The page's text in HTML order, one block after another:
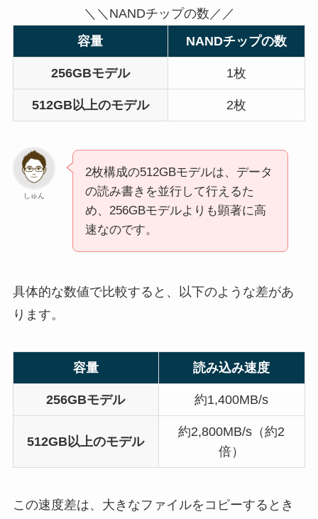
＼＼NANDチップの数／／
容量
NANDチップの数
256GBモデル 1枚
512GB以上のモデル 2枚
しゅん
2枚構成の512GBモデルは、データ
の読み書きを並行して行えるた
め、256GBモデルよりも顕著に高
速なのです。
具体的な数値で比較すると、以下のような差があ
ります。
容量 読み込み速度
256GBモデル 約1,400MB/s
512GB以上のモデル
約2,800MB/s（約2
倍）
この速度差は、大きなファイルをコピーするとき